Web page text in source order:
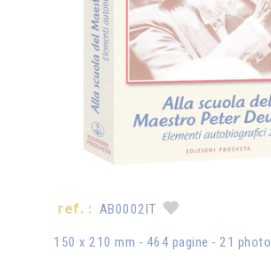
ref. : AB0002IT
150 x 210 mm - 464 pagine - 21 photo